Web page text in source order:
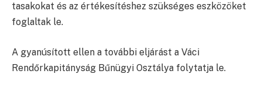
tasakokat és az értékesítéshez szükséges eszközöket
foglaltak le.
A gyanúsított ellen a további eljárást a Váci
Rendőrkapitányság Bűnügyi Osztálya folytatja le.